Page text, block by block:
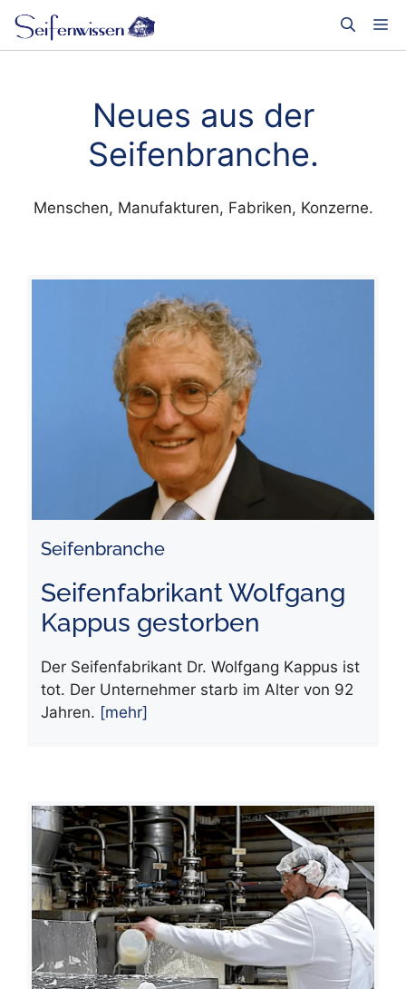
Zum
Inhalt
springen
Neues aus der
Seifenbranche.
Menschen, Manufakturen, Fabriken, Konzerne.
Seifenbranche
Seifenfabrikant Wolfgang
Kappus gestorben
Der Seifenfabrikant Dr. Wolfgang Kappus ist
tot. Der Unternehmer starb im Alter von 92
Jahren. [mehr]